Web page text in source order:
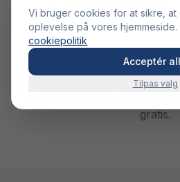
Færdselsstyrelsen og
Pas Kørekort
100% pengene-tilbage-garanti
gratis.
Vi bruger cookies for at sikre,
oplevelse på vores hjemmeside.
cookiepolitik
Acceptér
Tilpas valg